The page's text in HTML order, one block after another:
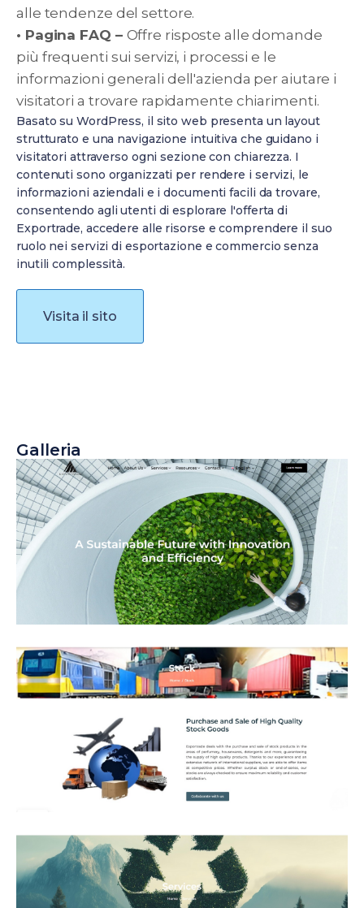
alle tendenze del settore.
• Pagina FAQ – Offre risposte alle domande
più frequenti sui servizi, i processi e le
informazioni generali dell'azienda per aiutare i
visitatori a trovare rapidamente chiarimenti.
Basato su WordPress, il sito web presenta un layout
strutturato e una navigazione intuitiva che guidano i
visitatori attraverso ogni sezione con chiarezza. I
contenuti sono organizzati per rendere i servizi, le
informazioni aziendali e i documenti facili da trovare,
consentendo agli utenti di esplorare l'offerta di
Exportrade, accedere alle risorse e comprendere il suo
ruolo nei servizi di esportazione e commercio senza
inutili complessità.
Visita il sito
Galleria